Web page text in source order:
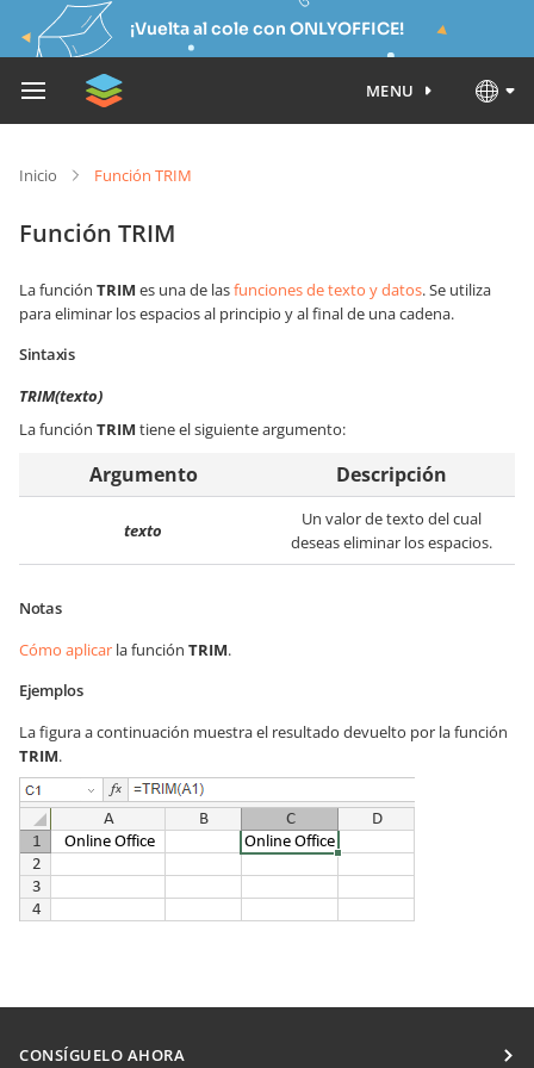
¡Vuelta al cole con ONLYOFFICE!
MENU
Inicio Función TRIM
Función TRIM
La función TRIM es una de lasfunciones de texto y datos. Se utiliza
para eliminar los espacios al principio y al final de una cadena.
Sintaxis
TRIM(texto)
La función TRIM tiene el siguiente argumento:
Argumento Descripción
texto
Un valor de texto del cual
deseas eliminar los espacios.
Notas
Cómo aplicar la función TRIM.
Ejemplos
La figura a continuación muestra el resultado devuelto por la función
TRIM.
CONSÍGUELO AHORA